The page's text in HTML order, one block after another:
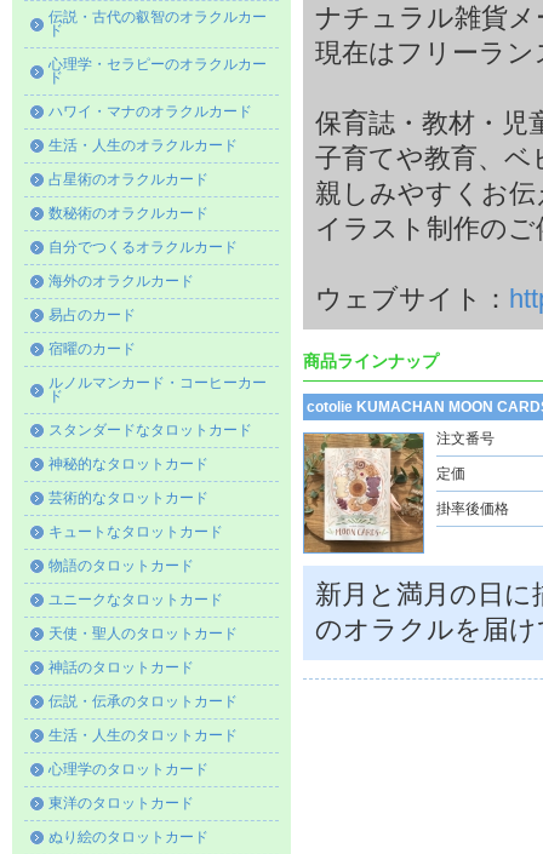
伝説・古代の叡智のオラクルカー
ド
心理学・セラピーのオラクルカー
ド
ハワイ・マナのオラクルカード
生活・人生のオラクルカード
占星術のオラクルカード
数秘術のオラクルカード
自分でつくるオラクルカード
海外のオラクルカード
易占のカード
宿曜のカード
ルノルマンカード・コーヒーカー
ド
スタンダードなタロットカード
神秘的なタロットカード
芸術的なタロットカード
キュートなタロットカード
物語のタロットカード
ユニークなタロットカード
天使・聖人のタロットカード
神話のタロットカード
伝説・伝承のタロットカード
生活・人生のタロットカード
心理学のタロットカード
東洋のタロットカード
ぬり絵のタロットカード
ナチュラル雑貨
現在はフリーラ
保育誌・教材・児
子育てや教育、
親しみやすくお
イラスト制作の
ウェブサイト：
商品ラインナップ
cotolie KUMACHAN MOON
注文番号
定価
掛率後価格
新月と満月の日
のオラクルを届